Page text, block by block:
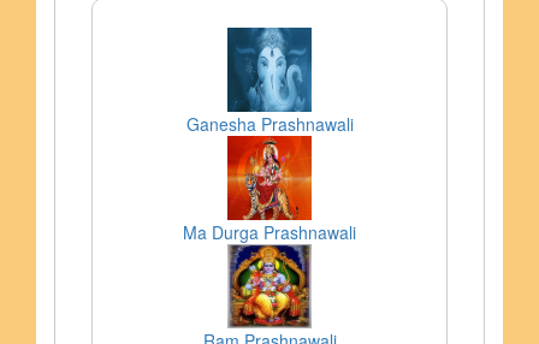
FREE PRASHNAWALI
Ganesha Prashnawali
Ma Durga Prashnawali